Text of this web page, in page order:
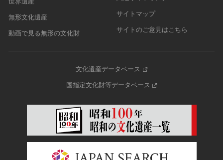
無形文化遺産
動画で見る無形の文化財
サイトマップ
サイトのご意見はこちら
文化遺産データベース
国指定文化財等データベース